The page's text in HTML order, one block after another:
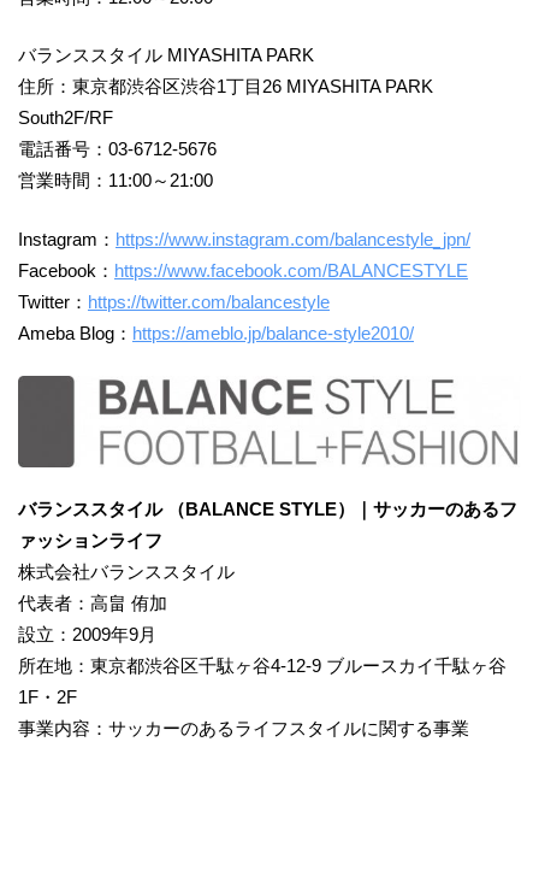
バランススタイル MIYASHITA PARK
住所：東京都渋谷区渋谷1丁目26 MIYASHITA PARK
South2F/RF
電話番号：03-6712-5676
営業時間：11:00～21:00
Instagram： https://www.instagram.com/balancestyle_jpn/
Facebook： https://www.facebook.com/BALANCESTYLE
Twitter： https://twitter.com/balancestyle
Ameba Blog： https://ameblo.jp/balance-style2010/
バランススタイル （BALANCE STYLE）｜サッカーのあるフ
ァッションライフ
株式会社バランススタイル
代表者：高畠 侑加
設立：2009年9月
所在地：東京都渋谷区千駄ヶ谷4-12-9 ブルースカイ千駄ヶ谷
1F・2F
事業内容：サッカーのあるライフスタイルに関する事業